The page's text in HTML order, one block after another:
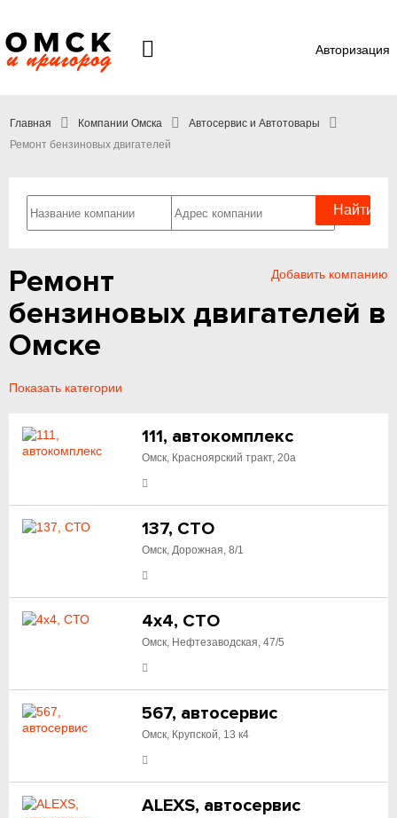
Авторизация
Главная Компании Омска
Автосервис и Автотовары
Ремонт бензиновых двигателей
Добавить компанию
Ремонт
бензиновых двигателей в
Омске
Показать категории
111, автокомплекс
Омск, Красноярский тракт, 20а
137, СТО
Омск, Дорожная, 8/1
4x4, СТО
Омск, Нефтезаводская, 47/5
567, автосервис
Омск, Крупской, 13 к4
ALEXS, автосервис